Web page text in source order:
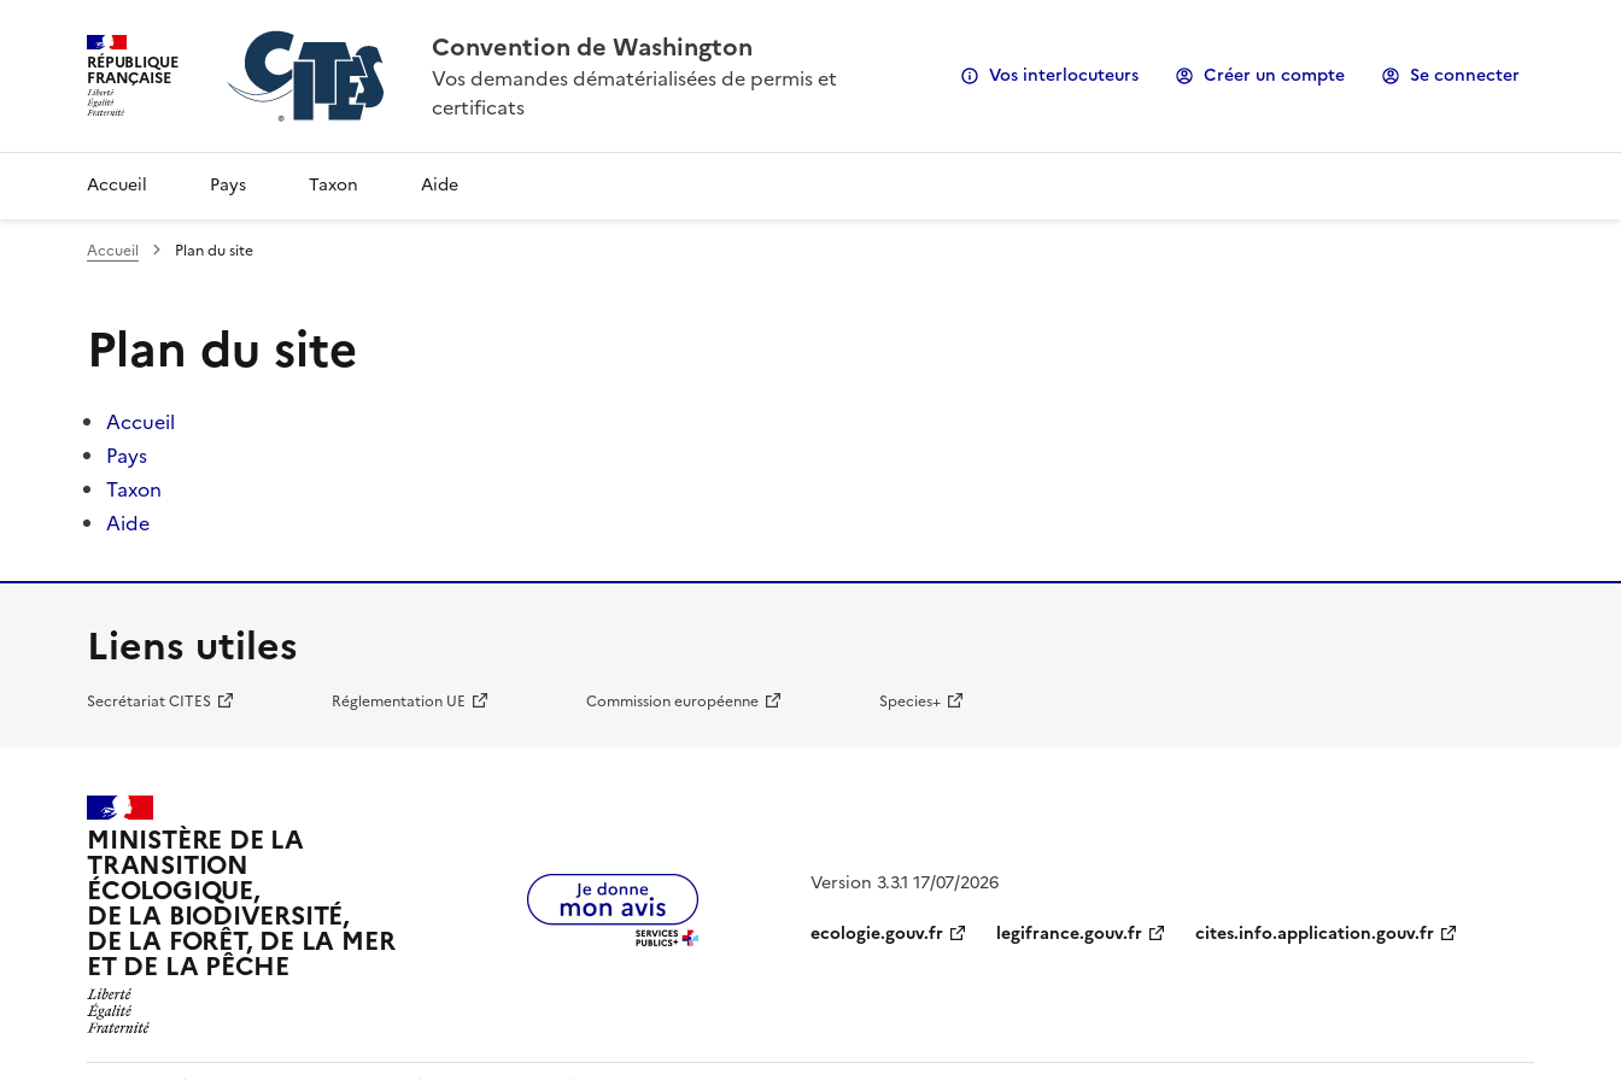
RÉPUBLIQUE
FRANÇAISE
Convention de Washington
Vos demandes dématérialisées de permis et
certificats
Vos interlocuteurs Créer un compte Se connecter
Accueil Pays Taxon Aide
Accueil Plan du site
Plan du site
Accueil
Pays
Taxon
Aide
Liens utiles
Secrétariat CITES Réglementation UE Commission européenne Species+
MINISTÈRE DE LA
TRANSITION
ÉCOLOGIQUE,
DE LA BIODIVERSITÉ,
DE LA FORÊT, DE LA MER
ET DE LA PÊCHE
Version 3.3.1 17/07/2026
ecologie.gouv.fr
legifrance.gouv.fr cites.info.application.gouv.fr